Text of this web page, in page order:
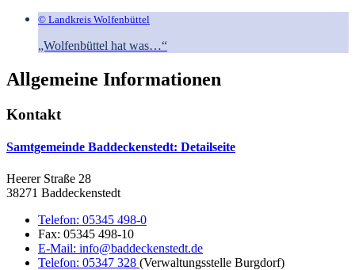
© Landkreis Wolfenbüttel
„Wolfenbüttel hat was…“
Allgemeine Informationen
Kontakt
Samtgemeinde Baddeckenstedt: Detailseite
Heerer Straße 28
38271 Baddeckenstedt
Telefon: 05345 498-0
Fax: 05345 498-10
E-Mail: info@baddeckenstedt.de
Telefon: 05347 328 (Verwaltungsstelle Burgdorf)